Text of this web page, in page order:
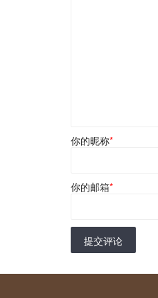
你的昵称*
你的邮箱*
提交评论